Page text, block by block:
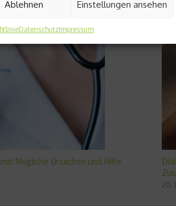
Ablehnen Einstellungen ansehen
DatenschutzImpressum
Mögliche Ursachen und Hilfe
20.